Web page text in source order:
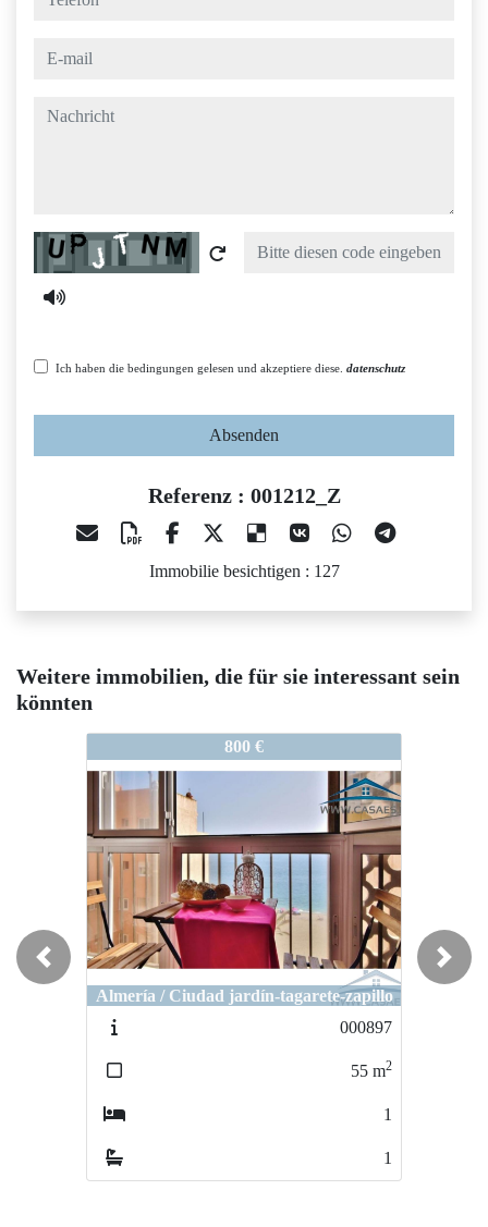
e-mail
nachricht
Captcha
Ich haben die bedingungen gelesen und akzeptiere diese. datenschutz
Absenden
Referenz : 001212_Z
Immobilie besichtigen : 127
Weitere immobilien, die für sie interessant sein
könnten
800 €
Almería / Ciudad jardín-tagarete-zapillo
000897
m2
001212_Z
Almería / Ciudad jardín-tagarete-zapillo
1717-costaSol
Previous Next